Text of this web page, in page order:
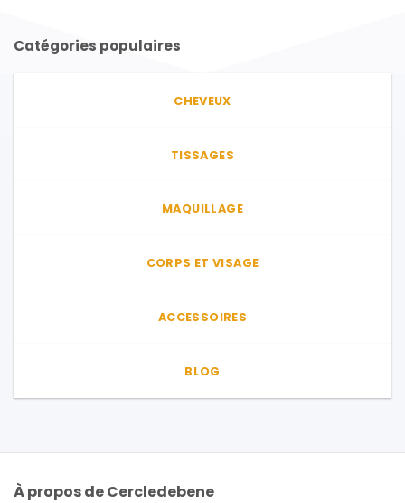
Catégories populaires
CHEVEUX
TISSAGES
MAQUILLAGE
CORPS ET VISAGE
ACCESSOIRES
BLOG
À propos de Cercledebene